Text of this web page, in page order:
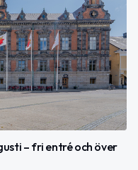
– fri entré och över